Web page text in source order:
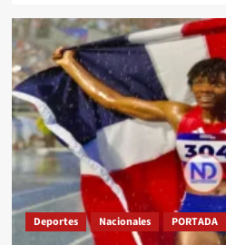
Deportes Nacionales PORTADA